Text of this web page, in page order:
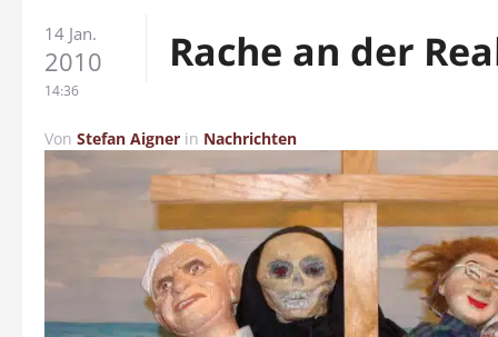
14 Jan.
2010
14:36
Rache an der
Von Stefan Aigner in Nachrichten